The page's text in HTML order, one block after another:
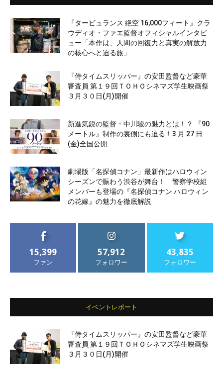
『タービュランス 絶空 16,000フィート』クラ
ウディオ・ファエ監督オフィシャルインタビ
ュー「本作は、人間の回復力と真実の解放力
の核心へと迫る旅」
『侍タイムスリッパー』の安田監督など豪華
審査員 第１９回ＴＯＨＯシネマズ学生映画祭
３月３０日(月)開催
新進気鋭の監督・中川駿の魅力とは！？ 『90
メートル』制作の裏側にも迫る！3 月 27 日
(金)全国公開
劇場版「名探偵コナン」最新作はハロウィン
シーズンで賑わう渋谷が舞台！ 警察学校組
メンバーも登場の『名探偵コナン ハロウィン
の花嫁』の魅力を徹底解説
15,399
ファン
57,912
フォロワー
43,835
フォロワー
イベントレポート
『侍タイムスリッパー』の安田監督など豪華
審査員 第１９回ＴＯＨＯシネマズ学生映画祭
３月３０日(月)開催